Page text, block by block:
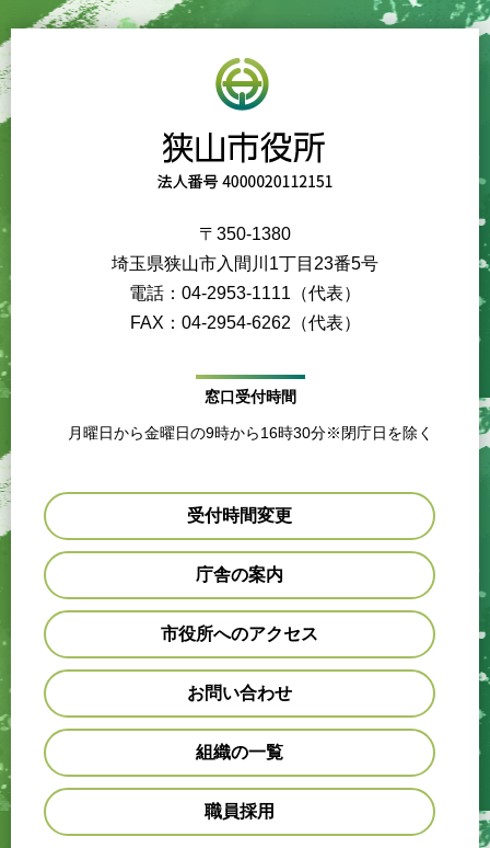
〒350-1380
埼玉県狭山市入間川1丁目23番5号
電話：04-2953-1111（代表）
FAX：04-2954-6262（代表）
窓口受付時間
月曜日から金曜日の9時から16時30分※閉庁日を除く
受付時間変更
庁舎の案内
市役所へのアクセス
お問い合わせ
組織の一覧
職員採用